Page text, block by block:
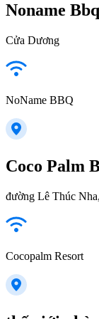
Noname Bbq
Cửa Dương
NoName BBQ
Coco Palm
đường Lê Thúc
Cocopalm Resort